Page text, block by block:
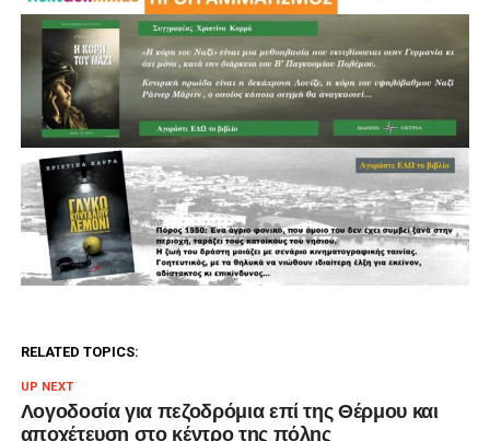
RELATED TOPICS:
UP NEXT
Λογοδοσία για πεζοδρόμια επί της Θέρμου και
αποχέτευση στο κέντρο της πόλης